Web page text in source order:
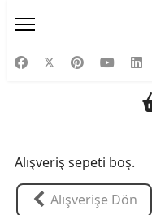
Alışveriş sepeti boş.
Alışverişe Dön